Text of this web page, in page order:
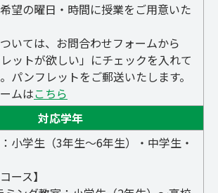
望の曜日・時間に授業をご用意いた
いては、お問合わせフォームから
レットが欲しい」にチェックを入れて
パンフレットをご郵送いたします。
ムはこちら
対応学年
小学生（3年生～6年生）・中学生・
ース】